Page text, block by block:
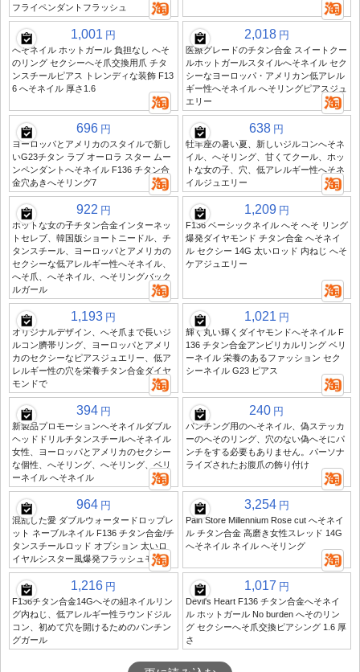
フライペンダントフラッシュ
1,001 円
へそネイル ホットガール 負担なし へそ
のリング セクシーへそ爪交換用爪 チタ
ンスチールピアス トレンディな装飾 F13
6 へそネイル 厚さ1.6
2,018 円
医療グレードのチタン合金 スイートクー
ルホットガールスタイルへそネイル セク
シーなヨーロッパ・アメリカン低アレル
ギー性へそネイル へそリングピアスジュ
エリー
696 円
ヨーロッパとアメリカのスタイルで新し
いG23チタン ラブ オーロラ スター ムー
ンペンダントへそネイル F136 チタン合
金穴あきへそリング7
638 円
牡羊座の暑い夏、新しいジルコンへそネ
イル、へそリング、甘くてクール、ホッ
トな女の子、穴、低アレルギー性へそネ
イルジュエリー
922 円
ホットな女の子チタン合金インターネッ
トセレブ、韓国版ショートニードル、チ
タンスチール、ヨーロッパとアメリカの
セクシーな低アレルギー性へそネイル、
へそ爪、へそネイル、へそリングバック
ルガール
1,209 円
F136 ベーシックネイル へそ へそ リング
爆発ダイヤモンド チタン合金 へそネイ
ル セクシー 14G 太いロッド 内ねじ へそ
ケアジュエリー
1,193 円
オリジナルデザイン、へそ爪まで長いジ
ルコン臍帯リング、ヨーロッパとアメリ
カのセクシーなピアスジュエリー、低ア
レルギー性の穴を栄養チタン合金ダイヤ
モンドで
1,021 円
輝く丸い輝くダイヤモンドへそネイル F
136 チタン合金アンビリカルリング ベリ
ーネイル 栄養のあるファッション セク
シーネイル G23 ピアス
394 円
新製品プロモーションへそネイルダブル
ヘッドドリルチタンスチールへそネイル
女性、ヨーロッパとアメリカのセクシー
な個性、へそリング、へそリング、ベリ
ーネイル へそネイル
240 円
パンチング用のへそネイル、偽ステッカ
ーのへそのリング、穴のない偽へそにパ
ンチをする必要もありません。パーソナ
ライズされたお腹爪の飾り付け
964 円
混乱した愛 ダブルウォータードロップレ
ット ネーブルネイル F136 チタン合金/チ
タンスチールロッド オプション 太いロ
イヤルシスター風爆発フラッシュモデル
3,254 円
Pain Store Millennium Rose cut へそネイ
ル チタン合金 高磨き女性スレッド 14G
へそネイル ネイル へそリング
1,216 円
F136チタン合金14Gへその紐ネイルリン
グ内ねじ、低アレルギー性ラウンドジル
コン、初めて穴を開けるためのパンチン
グガール
1,017 円
Devil's Heart F136 チタン合金へそネイ
ル ホットガール No burden へそのリン
グ セクシーへそ爪交換ピアシング 1.6 厚
さ